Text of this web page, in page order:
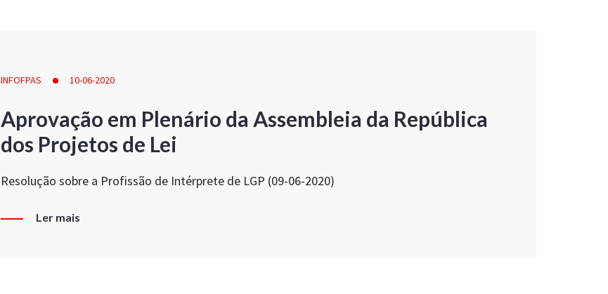
INFOFPAS 10-06-2020
Aprovação em Plenário da Assembleia da República
dos Projetos de Lei
Resolução sobre a Profissão de Intérprete de LGP (09-06-2020)
Ler mais